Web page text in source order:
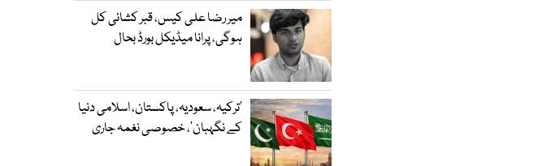
میر رضا علی کیس، قبر کشائی کل
ہوگی، پرانا میڈیکل بورڈ بحال
‘ترکیہ، سعودیہ، پاکستان، اسلامی دنیا
کے نگہبان’، خصوصی نغمہ جاری